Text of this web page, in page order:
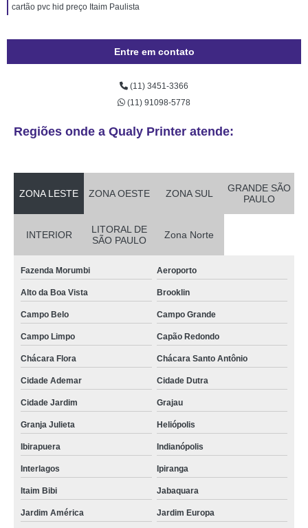
cartão pvc hid preço Itaim Paulista
Entre em contato
(11) 3451-3366
(11) 91098-5778
Regiões onde a Qualy Printer atende:
ZONA LESTE ZONA OESTE ZONA SUL
GRANDE SÃO
PAULO
INTERIOR
LITORAL DE
SÃO PAULO
Zona Norte
Fazenda Morumbi Aeroporto
Alto da Boa Vista Brooklin
Campo Belo Campo Grande
Campo Limpo Capão Redondo
Chácara Flora Chácara Santo Antônio
Cidade Ademar Cidade Dutra
Cidade Jardim Grajau
Granja Julieta Heliópolis
Ibirapuera Indianópolis
Interlagos Ipiranga
Itaim Bibi Jabaquara
Jardim América Jardim Europa